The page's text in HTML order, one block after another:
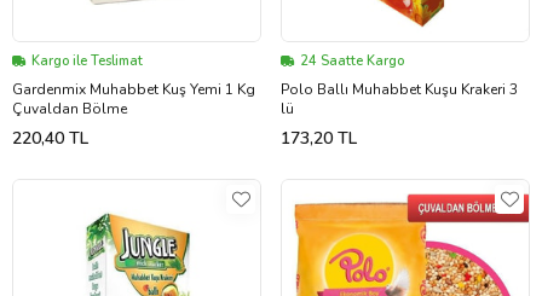
Kargo ile Teslimat
Gardenmix Muhabbet Kuş Yemi 1 Kg
Çuvaldan Bölme
220,40 TL
24 Saatte Kargo
Polo Ballı Muhabbet Kuşu Krakeri 3
lü
173,20 TL